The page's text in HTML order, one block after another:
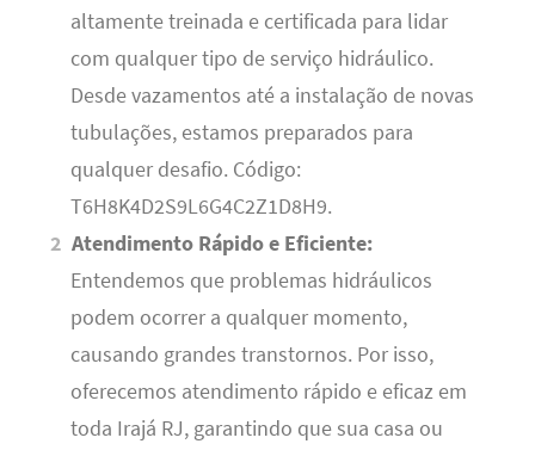
altamente treinada e certificada para lidar
com qualquer tipo de serviço hidráulico.
Desde vazamentos até a instalação de novas
tubulações, estamos preparados para
qualquer desafio. Código:
T6H8K4D2S9L6G4C2Z1D8H9.
Atendimento Rápido e Eficiente:
Entendemos que problemas hidráulicos
podem ocorrer a qualquer momento,
causando grandes transtornos. Por isso,
oferecemos atendimento rápido e eficaz em
toda Irajá RJ, garantindo que sua casa ou